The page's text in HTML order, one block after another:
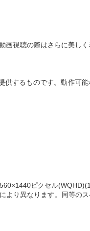
視聴の際はさらに美しく
するものです。動作可能
ピクセル
り異なります。同等のス